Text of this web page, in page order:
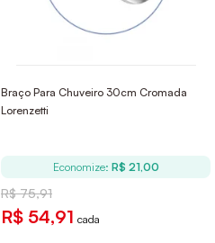
Braço Para Chuveiro 30cm Cromada
Lorenzetti
Economize: R$ 21,00
R$ 75,91
R$ 54,91 cada